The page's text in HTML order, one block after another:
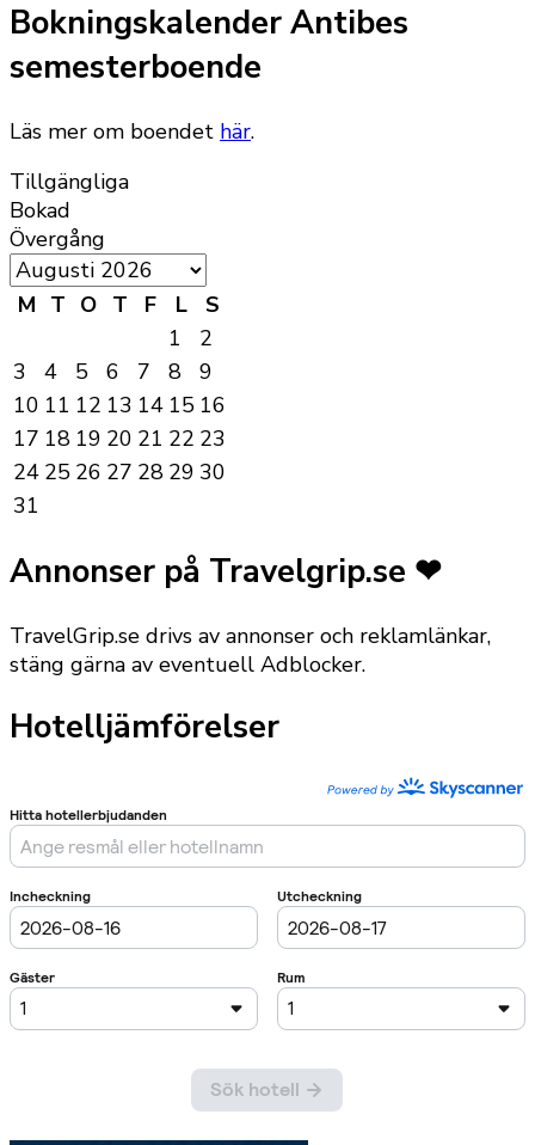
Bokningskalender Antibes
semesterboende
Läs mer om boendet här.
Tillgängliga
Bokad
Övergång
M T O T F L
S
1
2
3
4 5 6 7 8
9
10 11 12 13 14 15 16
17 18 19 20 21 22 23
24 25 26 27 28 29 30
31
Annonser på Travelgrip.se ❤
TravelGrip.se drivs av annonser och reklamlänkar,
stäng gärna av eventuell Adblocker.
Hotelljämförelser